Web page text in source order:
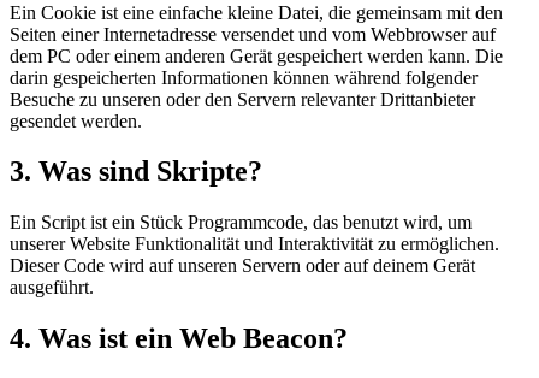
Ein Cookie ist eine einfache kleine Datei, die gemeinsam mit den
Seiten einer Internetadresse versendet und vom Webbrowser auf
dem PC oder einem anderen Gerät gespeichert werden kann. Die
darin gespeicherten Informationen können während folgender
Besuche zu unseren oder den Servern relevanter Drittanbieter
gesendet werden.
3. Was sind Skripte?
Ein Script ist ein Stück Programmcode, das benutzt wird, um
unserer Website Funktionalität und Interaktivität zu ermöglichen.
Dieser Code wird auf unseren Servern oder auf deinem Gerät
ausgeführt.
4. Was ist ein Web Beacon?